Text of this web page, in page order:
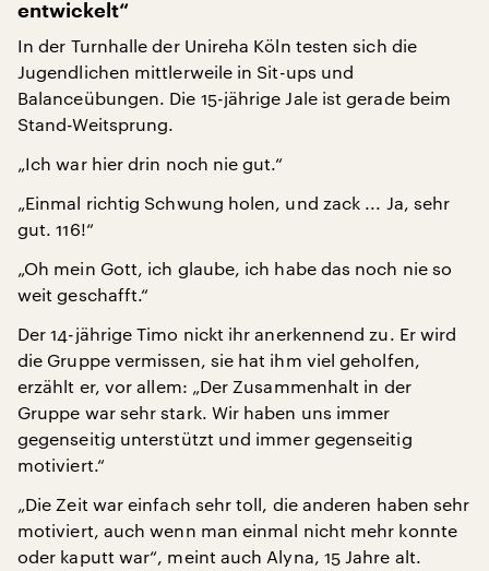
entwickelt“
In der Turnhalle der Unireha Köln testen sich die
Jugendlichen mittlerweile in Sit-ups und
Balanceübungen. Die 15-jährige Jale ist gerade beim
Stand-Weitsprung.
„Ich war hier drin noch nie gut.“
„Einmal richtig Schwung holen, und zack ... Ja, sehr
gut. 116!“
„Oh mein Gott, ich glaube, ich habe das noch nie so
weit geschafft.“
Der 14-jährige Timo nickt ihr anerkennend zu. Er wird
die Gruppe vermissen, sie hat ihm viel geholfen,
erzählt er, vor allem: „Der Zusammenhalt in der
Gruppe war sehr stark. Wir haben uns immer
gegenseitig unterstützt und immer gegenseitig
motiviert.“
„Die Zeit war einfach sehr toll, die anderen haben sehr
motiviert, auch wenn man einmal nicht mehr konnte
oder kaputt war“, meint auch Alyna, 15 Jahre alt.